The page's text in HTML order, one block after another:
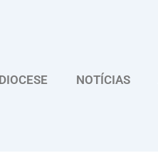
DIOCESE NOTÍCIAS